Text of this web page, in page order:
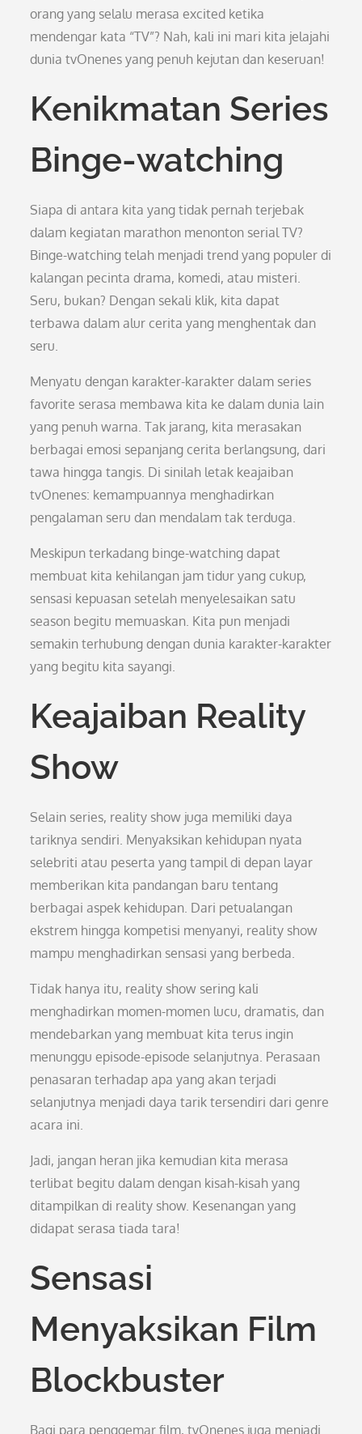
orang yang selalu merasa excited ketika
mendengar kata “TV”? Nah, kali ini mari kita jelajahi
dunia tvOnenes yang penuh kejutan dan keseruan!
Kenikmatan Series
Binge-watching
Siapa di antara kita yang tidak pernah terjebak
dalam kegiatan marathon menonton serial TV?
Binge-watching telah menjadi trend yang populer di
kalangan pecinta drama, komedi, atau misteri.
Seru, bukan? Dengan sekali klik, kita dapat
terbawa dalam alur cerita yang menghentak dan
seru.
Menyatu dengan karakter-karakter dalam series
favorite serasa membawa kita ke dalam dunia lain
yang penuh warna. Tak jarang, kita merasakan
berbagai emosi sepanjang cerita berlangsung, dari
tawa hingga tangis. Di sinilah letak keajaiban
tvOnenes: kemampuannya menghadirkan
pengalaman seru dan mendalam tak terduga.
Meskipun terkadang binge-watching dapat
membuat kita kehilangan jam tidur yang cukup,
sensasi kepuasan setelah menyelesaikan satu
season begitu memuaskan. Kita pun menjadi
semakin terhubung dengan dunia karakter-karakter
yang begitu kita sayangi.
Keajaiban Reality
Show
Selain series, reality show juga memiliki daya
tariknya sendiri. Menyaksikan kehidupan nyata
selebriti atau peserta yang tampil di depan layar
memberikan kita pandangan baru tentang
berbagai aspek kehidupan. Dari petualangan
ekstrem hingga kompetisi menyanyi, reality show
mampu menghadirkan sensasi yang berbeda.
Tidak hanya itu, reality show sering kali
menghadirkan momen-momen lucu, dramatis, dan
mendebarkan yang membuat kita terus ingin
menunggu episode-episode selanjutnya. Perasaan
penasaran terhadap apa yang akan terjadi
selanjutnya menjadi daya tarik tersendiri dari genre
acara ini.
Jadi, jangan heran jika kemudian kita merasa
terlibat begitu dalam dengan kisah-kisah yang
ditampilkan di reality show. Kesenangan yang
didapat serasa tiada tara!
Sensasi
Menyaksikan Film
Blockbuster
Bagi para penggemar film, tvOnenes juga menjadi